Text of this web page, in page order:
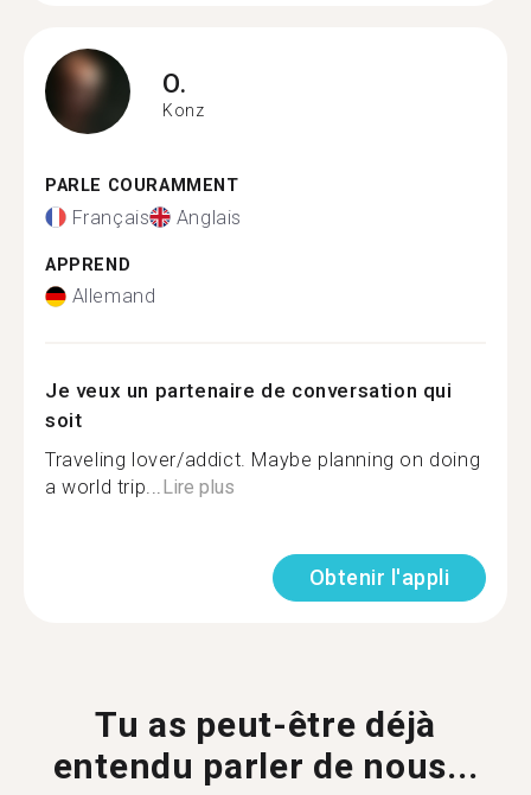
O.
Konz
PARLE COURAMMENT
Français Anglais
APPREND
Allemand
Je veux un partenaire de conversation qui
soit
Traveling lover/addict. Maybe planning on doing
a world trip...Lire plus
Obtenir l'appli
Tu as peut-être déjà
entendu parler de nous...